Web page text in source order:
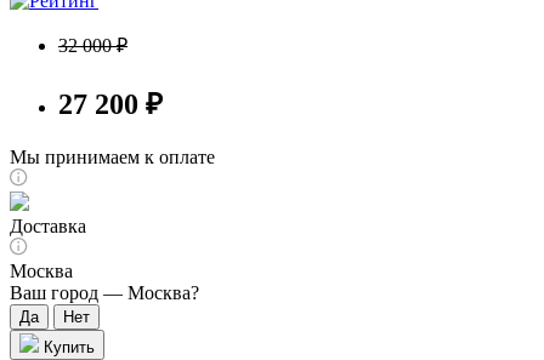
32 000 ₽
27 200 ₽
Мы принимаем к оплате
Доставка
Москва
Ваш город — Москва?
Купить